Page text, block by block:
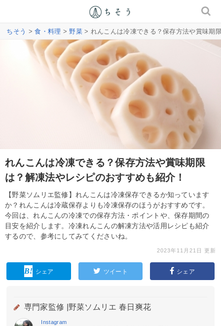
ちそう >食・料理 >野菜> れんこんは冷凍できる？保存方法や賞味期
れんこんは冷凍できる？保存方法や賞味期限
は？解凍法やレシピのおすすめも紹介！
【野菜ソムリエ監修】れんこんは冷凍保存できるか知っています
か？れんこんは冷蔵保存よりも冷凍保存のほうがおすすめです。
今回は、れんこんの冷凍での保存方法・ポイントや、保存期間の
目安を紹介します。冷凍れんこんの解凍方法や活用レシピも紹介
するので、参考にしてみてくださいね。
2023年11月21日 更新
シェア ツイート シェア
専門家監修 | 野菜ソムリエ 春日爽花
Instagram